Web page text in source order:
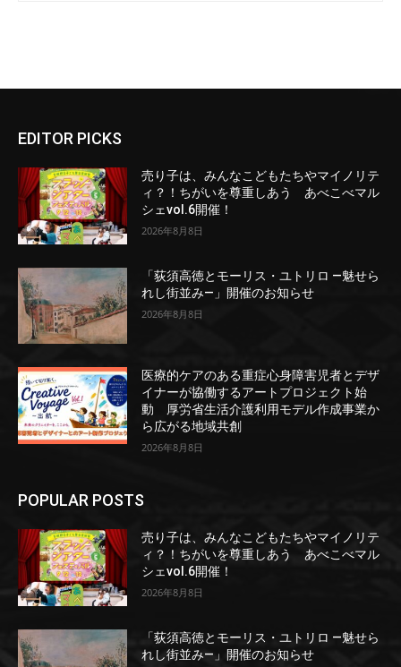
EDITOR PICKS
売り子は、みんなこどもたちやマイノリテ
ィ？！ちがいを尊重しあう あべこべマル
シェvol.6開催！
2026年8月8日
「荻須高徳とモーリス・ユトリロ ―魅せら
れし街並み―」開催のお知らせ
2026年8月8日
医療的ケアのある重症心身障害児者とデザ
イナーが協働するアートプロジェクト始
動 厚労省生活介護利用モデル作成事業か
ら広がる地域共創
2026年8月8日
POPULAR POSTS
売り子は、みんなこどもたちやマイノリテ
ィ？！ちがいを尊重しあう あべこべマル
シェvol.6開催！
2026年8月8日
「荻須高徳とモーリス・ユトリロ ―魅せら
れし街並み―」開催のお知らせ